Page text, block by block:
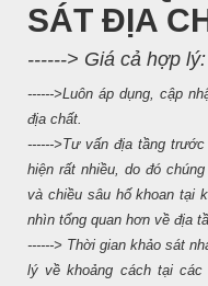
SÁT ĐỊA
------> Giá cả hợp
------>Luôn áp dụng, cập
địa chất.
------>Tư vấn địa tầng
hiện rất nhiều, do đó
và chiều sâu hố khoan tại
nhìn tổng quan hơn về địa
------> Thời gian khảo sát
lý về khoảng cách tại các